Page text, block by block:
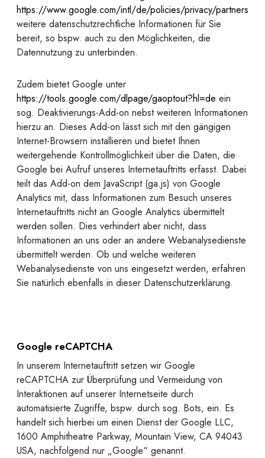
https://www.google.com/intl/de/policies/privacy/partners
weitere datenschutzrechtliche Informationen für Sie
bereit, so bspw. auch zu den Möglichkeiten, die
Datennutzung zu unterbinden.
Zudem bietet Google unter
https://tools.google.com/dlpage/gaoptout?hl=de ein
sog. Deaktivierungs-Add-on nebst weiteren Informationen
hierzu an. Dieses Add-on lässt sich mit den gängigen
Internet-Browsern installieren und bietet Ihnen
weitergehende Kontrollmöglichkeit über die Daten, die
Google bei Aufruf unseres Internetauftritts erfasst. Dabei
teilt das Add-on dem JavaScript (ga.js) von Google
Analytics mit, dass Informationen zum Besuch unseres
Internetauftritts nicht an Google Analytics übermittelt
werden sollen. Dies verhindert aber nicht, dass
Informationen an uns oder an andere Webanalysedienste
übermittelt werden. Ob und welche weiteren
Webanalysedienste von uns eingesetzt werden, erfahren
Sie natürlich ebenfalls in dieser Datenschutzerklärung.
Google reCAPTCHA
In unserem Internetauftritt setzen wir Google
reCAPTCHA zur Überprüfung und Vermeidung von
Interaktionen auf unserer Internetseite durch
automatisierte Zugriffe, bspw. durch sog. Bots, ein. Es
handelt sich hierbei um einen Dienst der Google LLC,
1600 Amphitheatre Parkway, Mountain View, CA 94043
USA, nachfolgend nur „Google“ genannt.